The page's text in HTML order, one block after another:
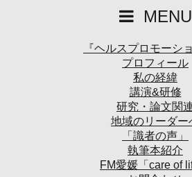
MENU
『ヘルスプロモーシ
プロフィール
私の経緯
講演&研修
研究・論文関
地域のリーダー
「識者の声」
執筆本紹介
FM愛媛「care of